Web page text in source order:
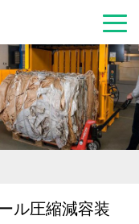
ル圧縮減容装